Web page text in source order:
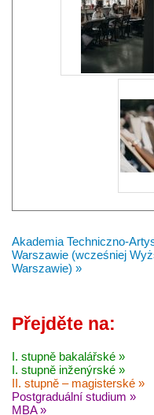
Akademia Techniczno-
Warszawie (wcześniej
Warszawie) »
Přejděte na:
I. stupně bakalářské »
I. stupně inženýrské »
II. stupně – magisterské »
Postgraduální studium »
MBA »